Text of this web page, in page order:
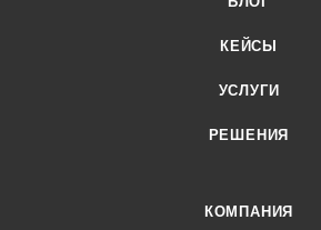
КЕЙСЫ
УСЛУГИ
РЕШЕНИЯ
КОМПАНИЯ